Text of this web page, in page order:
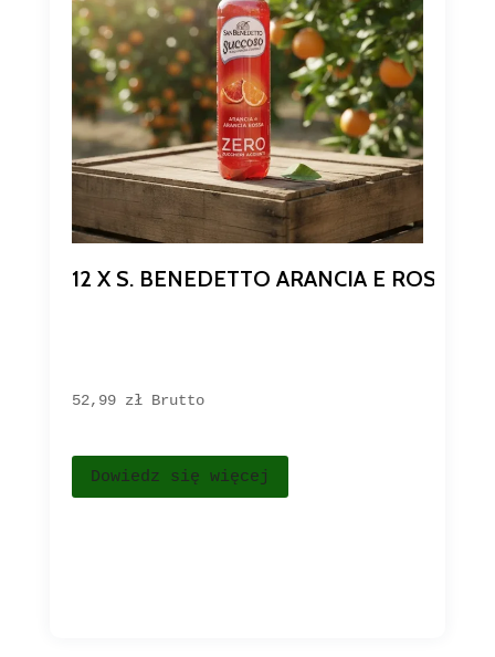
12 X S. BENEDETTO ARANCIA E ROSSA
52,99 zł Brutto
Dowiedz się więcej